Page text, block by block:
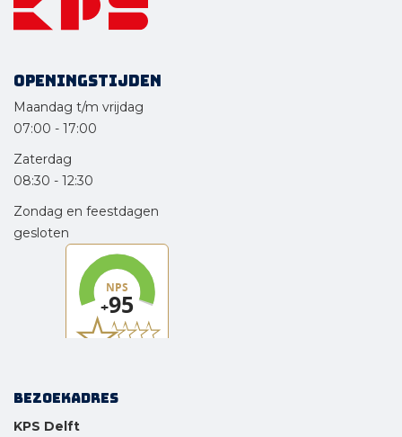
Openingstijden
Maandag t/m vrijdag
07:00 - 17:00
Zaterdag
08:30 - 12:30
Zondag en feestdagen
gesloten
Bezoekadres
KPS Delft